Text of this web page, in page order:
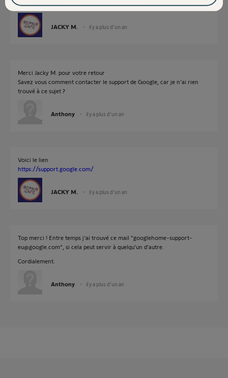
JACKY M. il y a plus d'un an
Merci Jacky M. pour votre retour
Savez vous comment contacter le support de Google, car je n'ai rien
trouvé à ce sujet ?
Anthony il y a plus d'un an
Voici le lien
https://support.google.com/
JACKY M. il y a plus d'un an
Top merci ! Entre temps j'ai trouvé ce mail "googlehome-support-
eu@google.com", si cela peut servir à quelqu'un d'autre.
Cordialement.
Anthony il y a plus d'un an